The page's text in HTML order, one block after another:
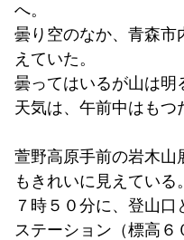
へ。
曇り空のなか、青森市
えていた。
曇ってはいるが山は明
天気は、午前中はもつ
萱野高原手前の岩木山
もきれいに見えている。
７時５０分に、登山
ステーション（標高６